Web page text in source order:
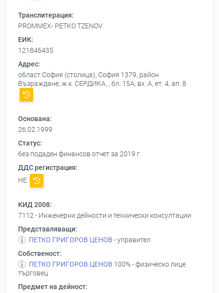
Транслитерация:
PROMMEX- PETKO TZENOV
ЕИК:
121846435
Адрес:
област София (столица), София 1379, район
Възраждане, ж.к. СЕРДИКА, , бл. 15А, вх. А, ет. 4, ап. 8
Основана:
26.02.1999
Статус:
без подаден финансов отчет за 2019 г.
ДДС регистрация:
НЕ
КИД 2008:
7112 - Инженерни дейности и технически консултации
Представляващи:
ПЕТКО ГРИГОРОВ ЦЕНОВ - управител
Собственост:
ПЕТКО ГРИГОРОВ ЦЕНОВ 100% - физическо лице
търговец
Предмет на дейност: